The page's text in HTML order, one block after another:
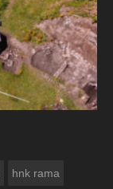
hnk rama